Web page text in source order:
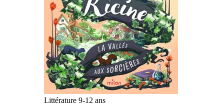
Littérature 9-12 ans